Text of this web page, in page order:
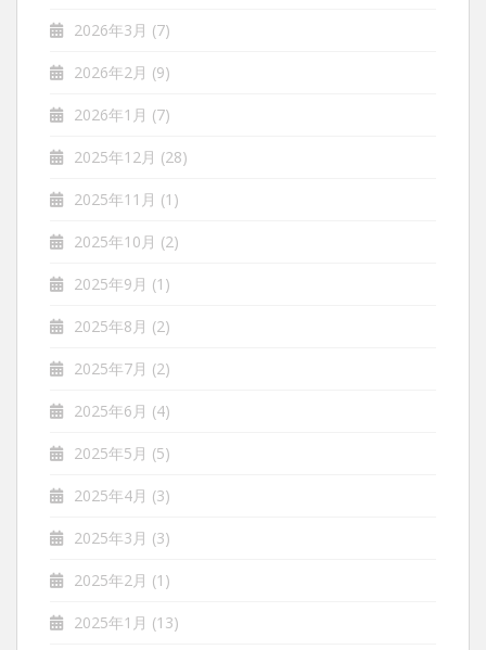
2026年3月 (7)
2026年2月 (9)
2026年1月 (7)
2025年12月 (28)
2025年11月 (1)
2025年10月 (2)
2025年9月 (1)
2025年8月 (2)
2025年7月 (2)
2025年6月 (4)
2025年5月 (5)
2025年4月 (3)
2025年3月 (3)
2025年2月 (1)
2025年1月 (13)